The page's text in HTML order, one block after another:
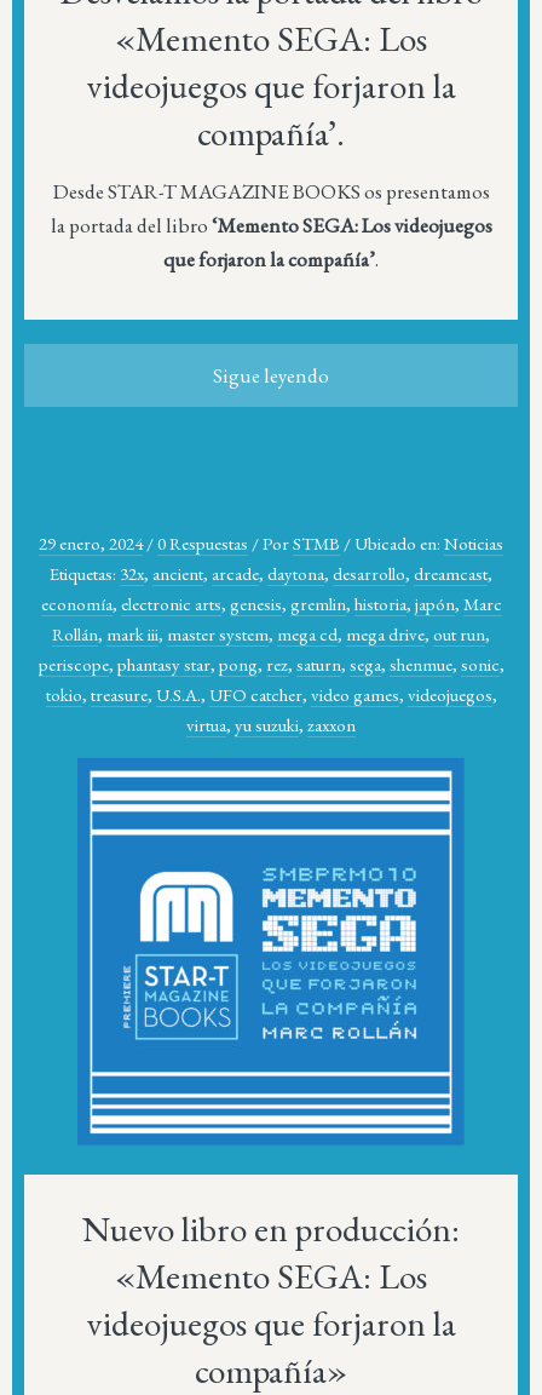
«Memento SEGA: Los
videojuegos que forjaron la
compañía’.
Desde STAR-T MAGAZINE BOOKS os presentamos
la portada del libro‘Memento SEGA: Los videojuegos
que forjaron la compañía’.
Sigue leyendo
29 enero, 2024 /0 Respuestas /PorSTMB / Ubicado en: Noticias
Etiquetas: 32x, ancient, arcade, daytona, desarrollo, dreamcast,
economía, electronic arts, genesis, gremlin, historia, japón, Marc
Rollán, mark iii, master system, mega cd, mega drive, out run,
periscope, phantasy star, pong, rez, saturn, sega, shenmue, sonic,
tokio, treasure, U.S.A., UFO catcher, video games, videojuegos,
virtua, yu suzuki, zaxxon
Nuevo libro en producción:
«Memento SEGA: Los
videojuegos que forjaron la
compañía»